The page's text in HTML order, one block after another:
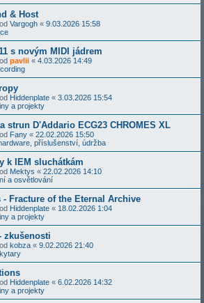
& Host
Vargogh « 9.03.2026 15:58
s novým MIDI jádrem
pavlii « 4.03.2026 14:49
Hiddenplate « 3.03.2026 15:54
a projekty
strun D'Addario ECG23 CHROMES XL
Fany « 22.02.2026 15:50
příslušenství, údržba
k IEM sluchátkám
Mektys « 22.02.2026 14:10
a osvětlování
- Fracture of the Eternal Archive
Hiddenplate « 18.02.2026 1:04
a projekty
zkušenosti
kobza « 9.02.2026 21:40
Hiddenplate « 6.02.2026 14:32
a projekty